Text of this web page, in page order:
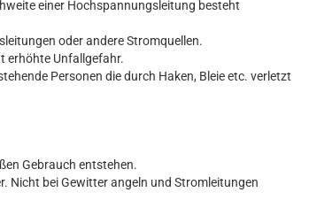
einer Hochspannungsleitung besteht
oder andere Stromquellen.
erhöhte Unfallgefahr.
Personen die durch Haken, Bleie etc. verletzt
Gebrauch entstehen.
Nicht bei Gewitter angeln und Stromleitungen